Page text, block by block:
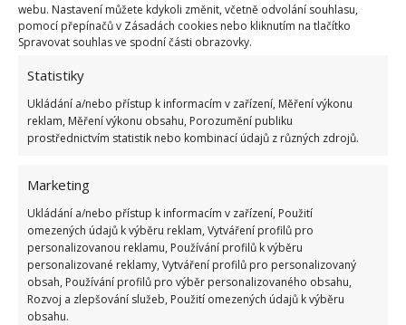
webu. Nastavení můžete kdykoli změnit, včetně odvolání souhlasu,
pomocí přepínačů v Zásadách cookies nebo kliknutím na tlačítko
Spravovat souhlas ve spodní části obrazovky.
Statistiky
Ukládání a/nebo přístup k informacím v zařízení, Měření výkonu
reklam, Měření výkonu obsahu, Porozumění publiku
prostřednictvím statistik nebo kombinací údajů z různých zdrojů.
Marketing
Ukládání a/nebo přístup k informacím v zařízení, Použití
omezených údajů k výběru reklam, Vytváření profilů pro
personalizovanou reklamu, Používání profilů k výběru
personalizované reklamy, Vytváření profilů pro personalizovaný
obsah, Používání profilů pro výběr personalizovaného obsahu,
Rozvoj a zlepšování služeb, Použití omezených údajů k výběru
obsahu.
Fotografie: Freepik
K nabroušení si vyberte v první fázi hrubší stranu
brousku. Takto naostřete obě strany nože. V
poslední fázi otočte brusný kámen na jemnější
stranu a doostřete. Ostřit je možné i krouživými
pohyby.